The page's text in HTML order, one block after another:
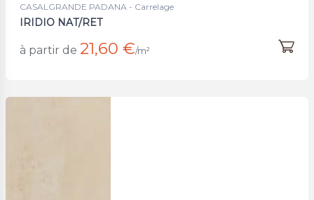
CASALGRANDE PADANA - Carrelage
IRIDIO NAT/RET
à partir de 21,60 €/m²